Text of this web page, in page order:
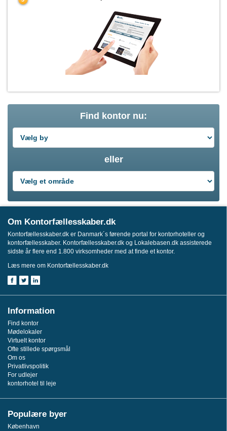
Find kontor nu:
eller
Om Kontorfællesskaber.dk
Kontorfællesskaber.dk er Danmark´s førende portal for kontorhoteller og
kontorfællesskaber. Kontorfællesskaber.dk og Lokalebasen.dk assisterede
sidste år flere end 1.800 virksomheder med at finde et kontor.
Læs mere om Kontorfællesskaber.dk
Information
Find kontor
Mødelokaler
Virtuelt kontor
Ofte stillede spørgsmål
Om os
Privatlivspolitik
For udlejer
kontorhotel til leje
Populære byer
København